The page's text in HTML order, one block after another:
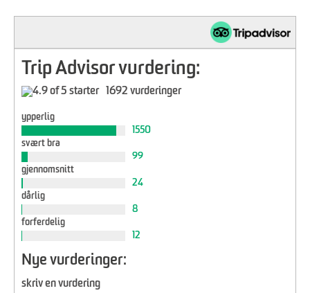
Trip Advisor vurdering:
1692 vurderinger
ypperlig
1550
svært bra
99
gjennomsnitt
24
dårlig
8
forferdelig
12
Nye vurderinger:
skriv en vurdering